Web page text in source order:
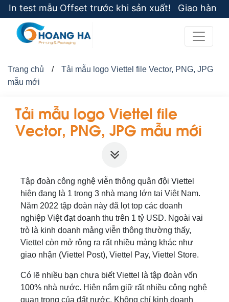
mẫu Offset trước khi sản xuất! Giao hàng gấp
Trang chủ /
Tải mẫu logo Viettel file Vector, PNG, JPG
mẫu mới
Tải mẫu logo Viettel file
Vector, PNG, JPG mẫu mới
Tập đoàn công nghệ viễn thông quân đội Viettel
hiện đang là 1 trong 3 nhà mạng lớn tại Việt Nam.
Năm 2022 tập đoàn này đã lọt top các doanh
nghiệp Việt đạt doanh thu trên 1 tỷ USD. Ngoài vai
trò là kinh doanh mảng viễn thông thường thấy,
Viettel còn mở rộng ra rất nhiều mảng khác như
giao nhận (Viettel Post), Viettel Pay, Viettel Store.
Có lẽ nhiều bạn chưa biết Viettel là tập đoàn vốn
100% nhà nước. Hiện nắm giữ rất nhiều công nghệ
quan trọng của đất nước. Không chỉ kinh doanh